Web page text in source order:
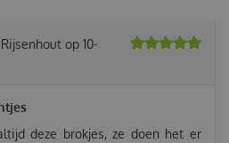
op 10-
deze brokjes, ze doen het er